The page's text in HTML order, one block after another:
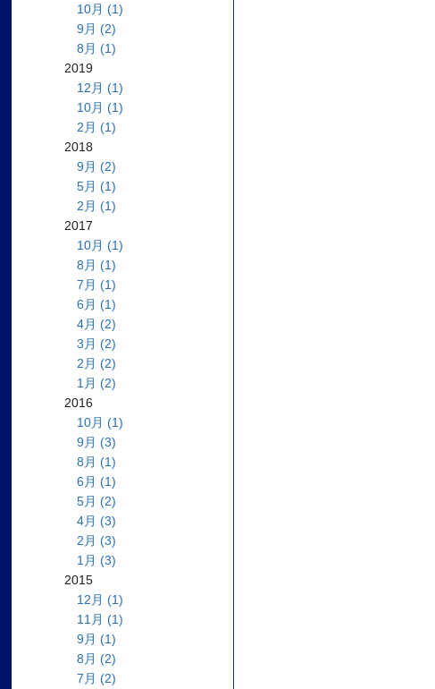
10月 (1)
9月 (2)
8月 (1)
2019
12月 (1)
10月 (1)
2月 (1)
2018
9月 (2)
5月 (1)
2月 (1)
2017
10月 (1)
8月 (1)
7月 (1)
6月 (1)
4月 (2)
3月 (2)
2月 (2)
1月 (2)
2016
10月 (1)
9月 (3)
8月 (1)
6月 (1)
5月 (2)
4月 (3)
2月 (3)
1月 (3)
2015
12月 (1)
11月 (1)
9月 (1)
8月 (2)
7月 (2)